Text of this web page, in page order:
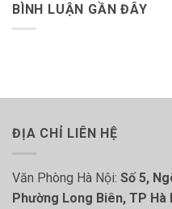
BÌNH LUẬN GẦN ĐÂY
ĐỊA CHỈ LIÊN HỆ
Văn Phòng Hà Nội: Số 5,
Phường Long Biên, TP Hà